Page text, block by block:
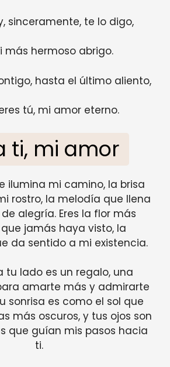
sinceramente, te lo digo,
más hermoso abrigo.
hasta el último aliento,
tú, mi amor eterno.
ti, mi amor
ilumina mi camino, la brisa
rostro, la melodía que llena
alegría. Eres la flor más
jamás haya visto, la
da sentido a mi existencia.
tu lado es un regalo, una
amarte más y admirarte
sonrisa es como el sol que
más oscuros, y tus ojos son
que guían mis pasos hacia
ti.